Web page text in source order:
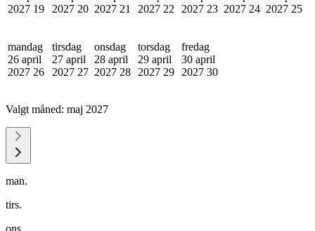
2027 19
2027 20 2027 21
2027 22
2027 23 2027 24 2027 25
mandag
26 april
2027 26
tirsdag
27 april
2027 27
onsdag
28 april
2027 28
torsdag
29 april
2027 29
fredag
30 april
2027 30
Valgt måned: maj 2027
man.
tirs.
ons.